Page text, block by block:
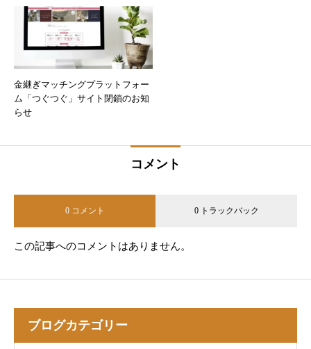
金継ぎマッチングプラットフォー
ム「つぐつぐ」サイト閉鎖のお知
らせ
コメント
0 コメント 0 トラックバック
この記事へのコメントはありません。
ブログカテゴリー